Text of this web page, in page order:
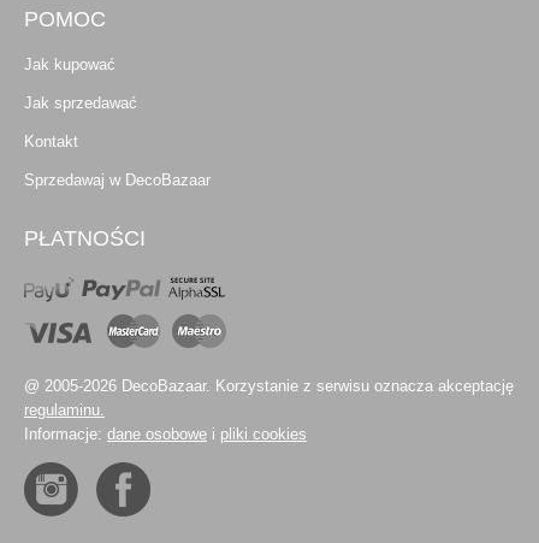
POMOC
Jak kupować
Jak sprzedawać
Kontakt
Sprzedawaj w DecoBazaar
PŁATNOŚCI
@ 2005-2026 DecoBazaar. Korzystanie z serwisu oznacza akceptację
regulaminu.
Informacje: dane osobowe i pliki cookies